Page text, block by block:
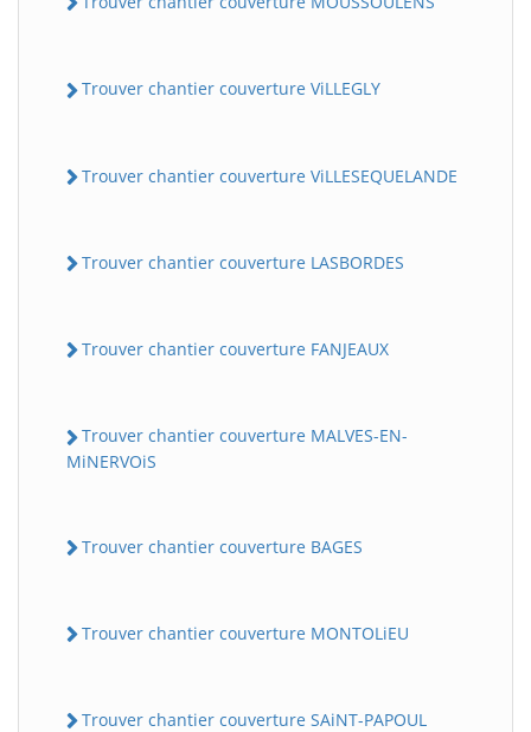
Trouver chantier couverture ViLLEGLY
Trouver chantier couverture ViLLESEQUELANDE
Trouver chantier couverture LASBORDES
Trouver chantier couverture FANJEAUX
Trouver chantier couverture MALVES-EN-
MiNERVOiS
Trouver chantier couverture BAGES
Trouver chantier couverture MONTOLiEU
Trouver chantier couverture SAiNT-PAPOUL